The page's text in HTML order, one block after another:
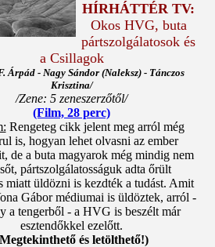
HÍRHÁTTÉR TV:
Okos HVG, buta
pártszolgálatosok és
a Csillagok
Árpád - Nagy Sándor (Naleksz) - Tánczos
Krisztina/
/Zene: 5 zeneszerzőtől/
(Film, 28 perc)
Rengeteg cikk jelent meg arról még
is, hogyan lehet olvasni az ember
de a buta magyarok még mindig nem
pártszolgálatosságuk adta őrült
miatt üldözni is kezdték a tudást. Amit
Gábor médiumai is üldöztek, arról -
a tengerből - a HVG is beszélt már
esztendőkkel ezelőtt.
és letölthető!)